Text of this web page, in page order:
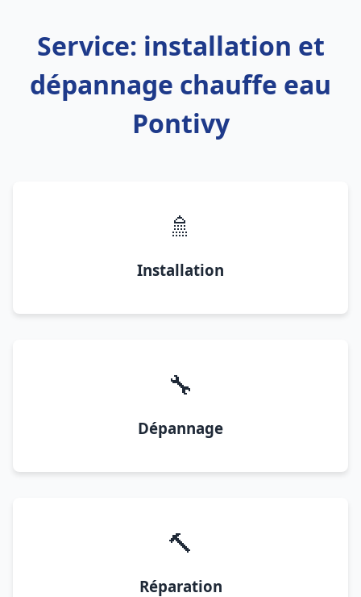
Service: installation et
dépannage chauffe eau
Pontivy
🚿
Installation
🔧
Dépannage
🔨
Réparation